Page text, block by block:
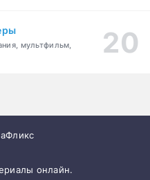
мультфильм,
онлайн.